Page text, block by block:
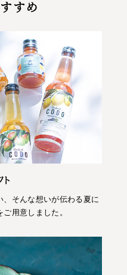
すめ
そんな想いが伝わる夏に
用意しました。